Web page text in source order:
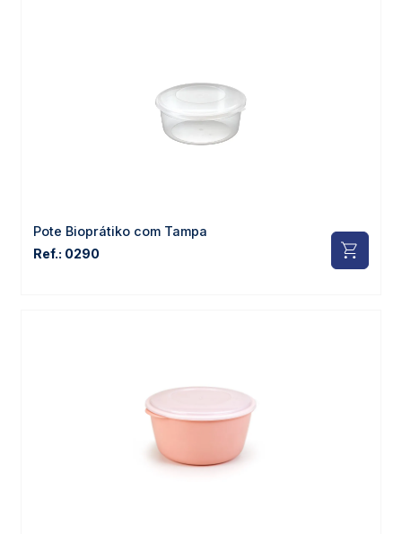
Pote Bioprátiko com Tampa
Ref.: 0290